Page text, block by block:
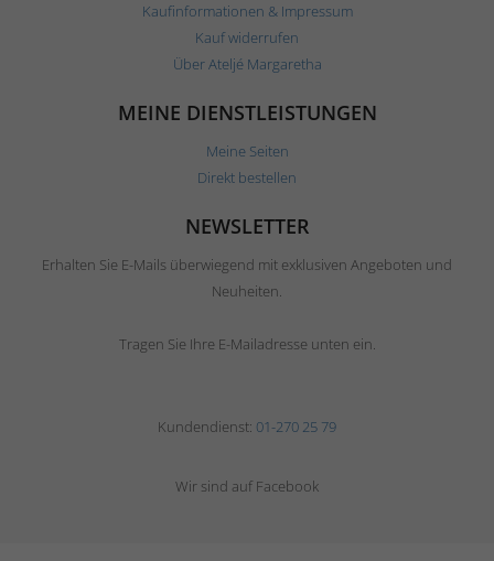
Kaufinformationen & Impressum
Kauf widerrufen
Über Ateljé Margaretha
MEINE DIENSTLEISTUNGEN
Meine Seiten
Direkt bestellen
NEWSLETTER
Erhalten Sie E-Mails überwiegend mit exklusiven Angeboten und
Neuheiten.
Tragen Sie Ihre E-Mailadresse unten ein.
Kundendienst: 01-270 25 79
Wir sind auf Facebook